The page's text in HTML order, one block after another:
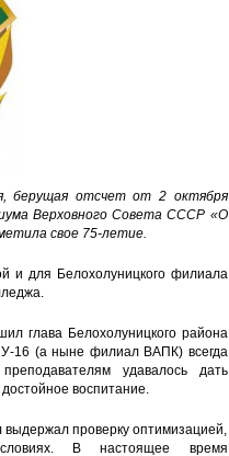
берущая отсчет от 2 октября
Верховного Совета СССР «О
свое 75-летие.
и для Белохолуницкого филиала
глава Белохолуницкого района
16 (а ныне филиал ВАПК) всегда
удавалось дать
воспитание.
проверку оптимизацией,
В настоящее время